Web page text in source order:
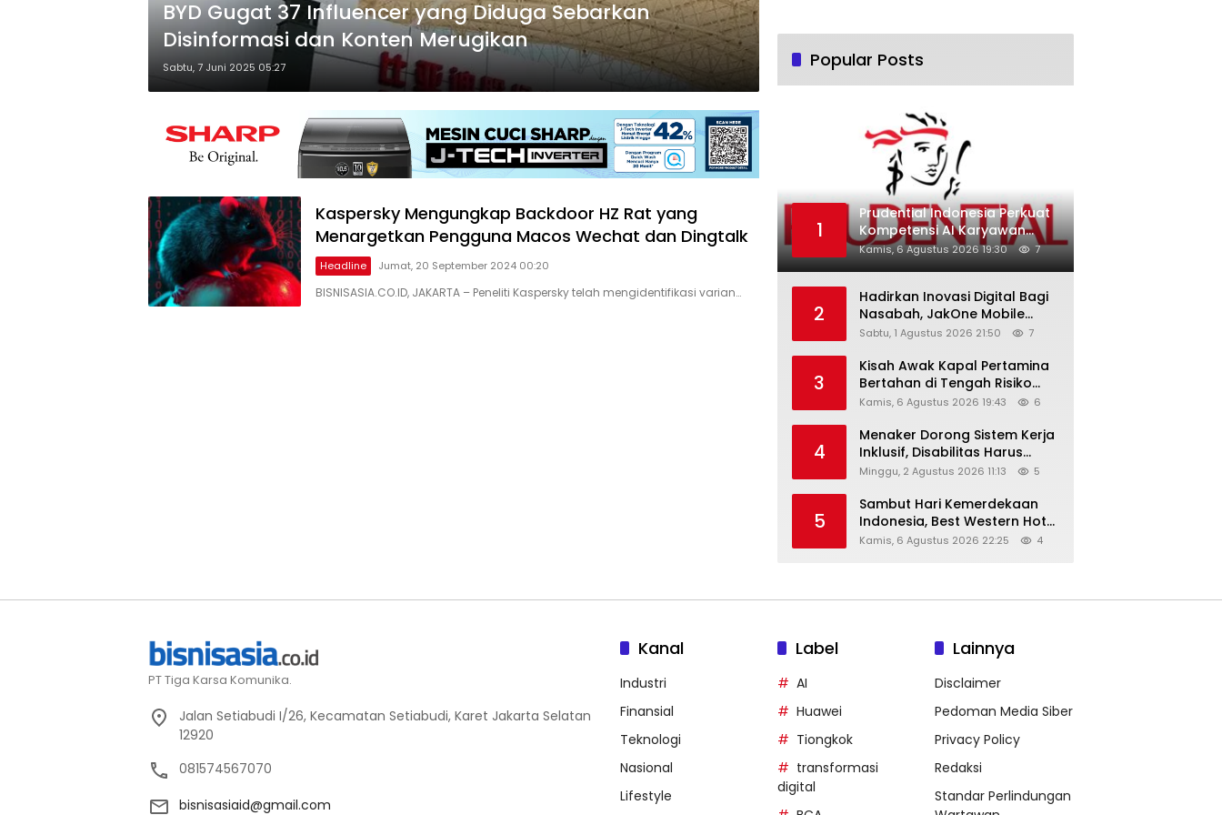
BYD Gugat 37 Influencer yang Diduga Sebarkan
Disinformasi dan Konten Merugikan
Sabtu, 7 Juni 2025 05:27
Kaspersky Mengungkap Backdoor HZ Rat yang
Menargetkan Pengguna Macos Wechat dan Dingtalk
Headline Jumat, 20 September 2024 00:20
BISNISASIA.CO.ID, JAKARTA – Peneliti Kaspersky telah mengidentifikasi varian…
Popular Posts
1
Prudential Indonesia Perkuat
Kompetensi AI Karyawan
Lewat AI Week
Kamis, 6 Agustus 2026 19:30 7
2
Hadirkan Inovasi Digital Bagi
Nasabah, JakOne Mobile
Antar Bank Jakarta Sukses
Awards 2026
Sabtu, 1 Agustus 2026 21:50 7
3
Kisah Awak Kapal Pertamina
Bertahan di Tengah Risiko
Pelayaran Selat Hormuz
Kamis, 6 Agustus 2026 19:43 6
4
Menaker Dorong Sistem Kerja
Inklusif, Disabilitas Harus
Dapat Kesempatan Setara
Minggu, 2 Agustus 2026 11:13 5
5
Sambut Hari Kemerdekaan
Indonesia, Best Western Hotel
Hadirkan The Freedom Stay
Kamis, 6 Agustus 2026 22:25 4
PT Tiga Karsa Komunika.
Jalan Setiabudi I/26, Kecamatan Setiabudi, Karet Jakarta Selatan
12920
081574567070
bisnisasiaid@gmail.com
Kanal
Industri
Finansial
Teknologi
Nasional
Lifestyle
Label
AI
Huawei
Tiongkok
transformasi
digital
Lainnya
Disclaimer
Pedoman Media Siber
Privacy Policy
Redaksi
Standar Perlindungan